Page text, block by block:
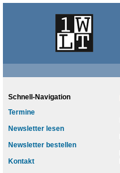
Schnell-Navigation
Termine
Newsletter lesen
Newsletter bestellen
Kontakt